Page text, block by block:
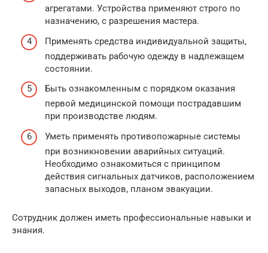
агрегатами. Устройства применяют строго по
назначению, с разрешения мастера.
Применять средства индивидуальной защиты,
поддерживать рабочую одежду в надлежащем
состоянии.
Быть ознакомленным с порядком оказания
первой медицинской помощи пострадавшим
при производстве людям.
Уметь применять противопожарные системы
при возникновении аварийных ситуаций.
Необходимо ознакомиться с принципом
действия сигнальных датчиков, расположением
запасных выходов, планом эвакуации.
Сотрудник должен иметь профессиональные навыки и
знания.